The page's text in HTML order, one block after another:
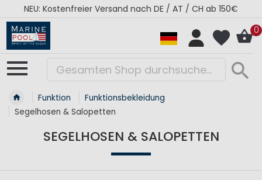
RÉGATES ROYALES Kollektion - Super Sale
0
Funktion
Funktionsbekleidung
Segelhosen & Salopetten
SEGELHOSEN & SALOPETTEN